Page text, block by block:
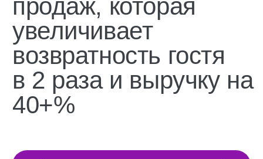
динамическое ценообразование,
определение принципов
ценообразования для разных сегментов
и клиентских групп, составление
тарифной политики
Бюджет доходов
Разработка детальной модели
бюджета доходов, по сегментам,
рынкам сбыта, прогнозирование роста
доходов в течение года